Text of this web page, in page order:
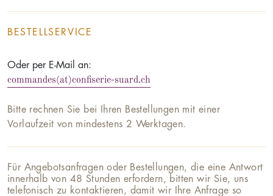
BESTELLSERVICE
Oder per E-Mail an:
commandes(at)confiserie-suard.ch
Bitte rechnen Sie bei Ihren Bestellungen mit einer
Vorlaufzeit von mindestens 2 Werktagen.
Für Angebotsanfragen oder Bestellungen, die eine Antwort
innerhalb von 48 Stunden erfordern, bitten wir Sie, uns
telefonisch zu kontaktieren, damit wir Ihre Anfrage so